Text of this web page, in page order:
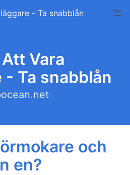
- Ta snabblån
Vara
- Ta snabblån
och
en?